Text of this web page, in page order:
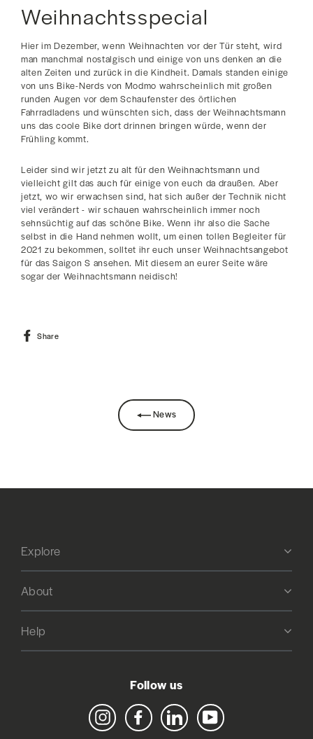
Weihnachtsspecial
Hier im Dezember, wenn Weihnachten vor der Tür steht, wird
man manchmal nostalgisch und einige von uns denken an die
alten Zeiten und zurück in die Kindheit. Damals standen einige
von uns Bike-Nerds von Modmo wahrscheinlich mit großen
runden Augen vor dem Schaufenster des örtlichen
Fahrradladens und wünschten sich, dass der Weihnachtsmann
uns das coole Bike dort drinnen bringen würde, wenn der
Frühling kommt.
Leider sind wir jetzt zu alt für den Weihnachtsmann und
vielleicht gilt das auch für einige von euch da draußen. Aber
jetzt, wo wir erwachsen sind, hat sich außer der Technik nicht
viel verändert - wir schauen wahrscheinlich immer noch
sehnsüchtig auf das schöne Bike. Wenn ihr also die Sache
selbst in die Hand nehmen wollt, um einen tollen Begleiter für
2021 zu bekommen, solltet ihr euch unser Weihnachtsangebot
für das Saigon S ansehen. Mit diesem an eurer Seite wäre
sogar der Weihnachtsmann neidisch!
Share
News
Explore
About
Help
Follow us
Instagram FacebookLinkedIn YouTube